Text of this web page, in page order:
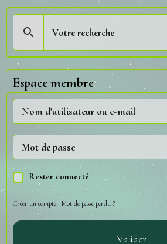
Espace membre
Rester connecté
Créer un compte | Mot de passe perdu ?
Valider